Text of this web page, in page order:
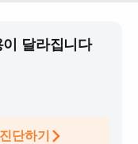
달라집니다
단하기